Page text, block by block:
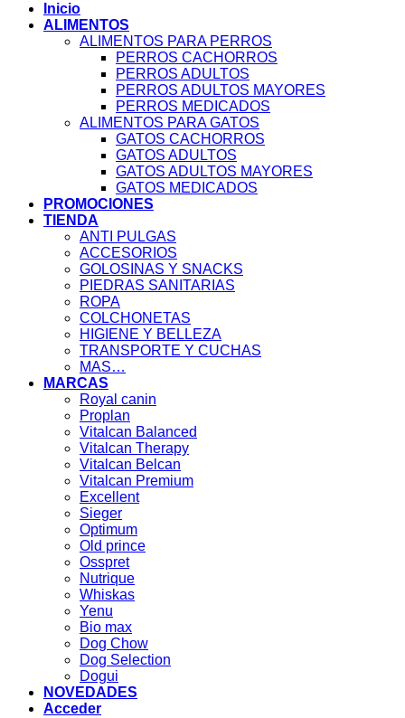
Inicio
ALIMENTOS
ALIMENTOS PARA PERROS
PERROS CACHORROS
PERROS ADULTOS
PERROS ADULTOS MAYORES
PERROS MEDICADOS
ALIMENTOS PARA GATOS
GATOS CACHORROS
GATOS ADULTOS
GATOS ADULTOS MAYORES
GATOS MEDICADOS
PROMOCIONES
TIENDA
ANTI PULGAS
ACCESORIOS
GOLOSINAS Y SNACKS
PIEDRAS SANITARIAS
ROPA
COLCHONETAS
HIGIENE Y BELLEZA
TRANSPORTE Y CUCHAS
MAS…
MARCAS
Royal canin
Proplan
Vitalcan Balanced
Vitalcan Therapy
Vitalcan Belcan
Vitalcan Premium
Excellent
Sieger
Optimum
Old prince
Osspret
Nutrique
Whiskas
Yenu
Bio max
Dog Chow
Dog Selection
Dogui
NOVEDADES
Acceder